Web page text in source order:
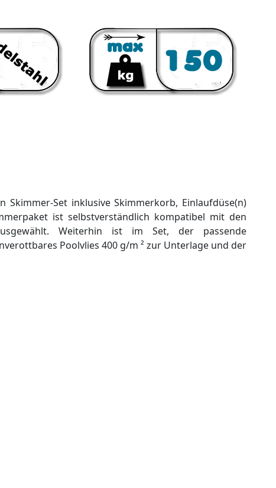
Set inklusive Skimmerkorb, Einlaufdüse(n)
ist selbstverständlich kompatibel mit den
Weiterhin ist im Set, der passende
Poolvlies 400 g/m ² zur Unterlage und der